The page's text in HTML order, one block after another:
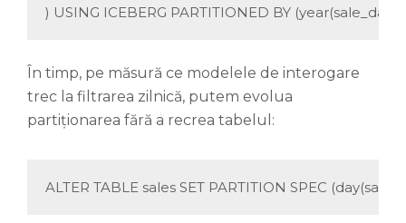
) USING ICEBERG PARTITIONED BY
În timp, pe măsură ce modelele de interogare
trec la filtrarea zilnică, putem evolua
partiționarea fără a recrea tabelul:
ALTER TABLE sales SET PARTITION SPEC